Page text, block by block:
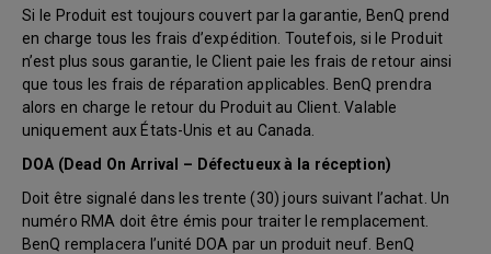
Si le Produit est toujours couvert par la garantie, BenQ prend
en charge tous les frais d’expédition. Toutefois, si le Produit
n’est plus sous garantie, le Client paie les frais de retour ainsi
que tous les frais de réparation applicables. BenQ prendra
alors en charge le retour du Produit au Client. Valable
uniquement aux États-Unis et au Canada.
DOA (Dead On Arrival – Défectueux à la réception)
Doit être signalé dans les trente (30) jours suivant l’achat. Un
numéro RMA doit être émis pour traiter le remplacement.
BenQ remplacera l’unité DOA par un produit neuf. BenQ